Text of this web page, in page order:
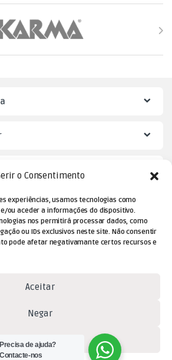
o Consentimento
experiências, usamos tecnologias como
ou aceder a informações do dispositivo.
nos permitirá processar dados, como
ou IDs exclusivos neste site. Não consentir
pode afetar negativamante certos recursos e
Aceitar
Negar
Ver preferências
229 477 080
nacional)
Precisa de ajuda?
Contacte-nos